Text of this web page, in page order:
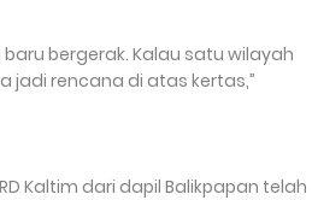
bergerak. Kalau satu wilayah
jadi rencana di atas kertas,”
Kaltim dari dapil Balikpapan telah